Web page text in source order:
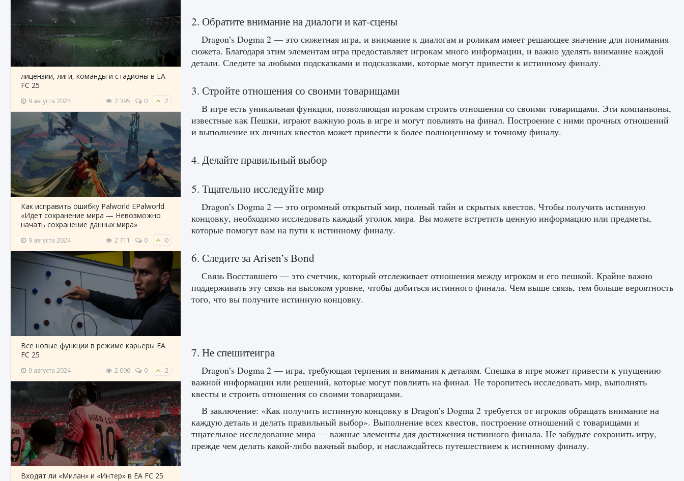
лицензии, лиги, команды и стадионы в EA
FC 25
9 августа 2024 2 395 0 2
Как исправить ошибку Palworld EPalworld
«Идет сохранение мира — Невозможно
начать сохранение данных мира»
9 августа 2024 2 711 0 0
Все новые функции в режиме карьеры EA
FC 25
9 августа 2024 2 096 0 2
Входят ли «Милан» и «Интер» в EA FC 25
2. Обратите внимание на диалоги и кат-сцены
Dragon’s Dogma 2 — это сюжетная игра, и внимание к диалогам и роликам имеет решающее значение для понимания
сюжета. Благодаря этим элементам игра предоставляет игрокам много информации, и важно уделять внимание каждой
детали. Следите за любыми подсказками и подсказками, которые могут привести к истинному финалу.
3. Стройте отношения со своими товарищами
В игре есть уникальная функция, позволяющая игрокам строить отношения со своими товарищами. Эти компаньоны,
известные как Пешки, играют важную роль в игре и могут повлиять на финал. Построение с ними прочных отношений
и выполнение их личных квестов может привести к более полноценному и точному финалу.
4. Делайте правильный выбор
5. Тщательно исследуйте мир
Dragon’s Dogma 2 — это огромный открытый мир, полный тайн и скрытых квестов. Чтобы получить истинную
концовку, необходимо исследовать каждый уголок мира. Вы можете встретить ценную информацию или предметы,
которые помогут вам на пути к истинному финалу.
6. Следите за Arisen’s Bond
Связь Восставшего — это счетчик, который отслеживает отношения между игроком и его пешкой. Крайне важно
поддерживать эту связь на высоком уровне, чтобы добиться истинного финала. Чем выше связь, тем больше вероятность
того, что вы получите истинную концовку.
7. Не спешитеигра
Dragon’s Dogma 2 — игра, требующая терпения и внимания к деталям. Спешка в игре может привести к упущению
важной информации или решений, которые могут повлиять на финал. Не торопитесь исследовать мир, выполнять
квесты и строить отношения со своими товарищами.
В заключение: «Как получить истинную концовку в Dragon’s Dogma 2 требуется от игроков обращать внимание на
каждую деталь и делать правильный выбор». Выполнение всех квестов, построение отношений с товарищами и
тщательное исследование мира — важные элементы для достижения истинного финала. Не забудьте сохранить игру,
прежде чем делать какой-либо важный выбор, и наслаждайтесь путешествием к истинному финалу.